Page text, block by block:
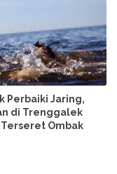
Perbaiki Jaring,
di Trenggalek
Terseret Ombak